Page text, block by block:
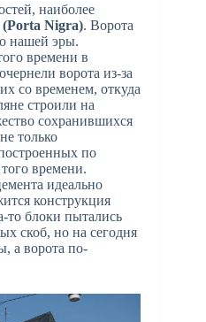
наиболее
Nigra). Ворота
нашей эры.
времени в
ворота из-за
со временем, откуда
строили на
сохранившихся
только
по
времени.
идеально
конструкция
то блоки пытались
скоб, но на сегодня
а ворота по-